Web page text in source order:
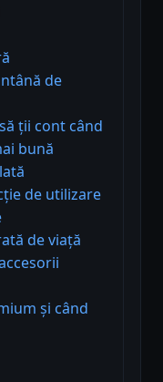
de
ții cont când
bună
de utilizare
de viață
și când